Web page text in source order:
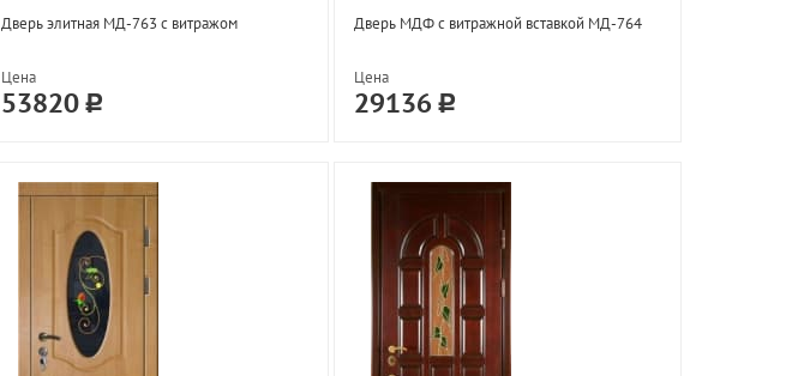
Дверь элитная МД-763 с витражом
Цена
53820
Дверь МДФ с витражной вставкой МД-764
Цена
29136